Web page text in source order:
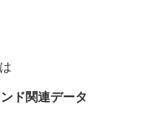
ド関連データ